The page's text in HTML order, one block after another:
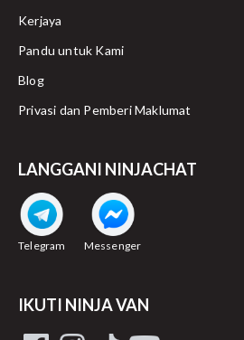
Kerjaya
Pandu untuk Kami
Blog
Privasi dan Pemberi Maklumat
LANGGANI NINJACHAT
Telegram Messenger
IKUTI NINJA VAN